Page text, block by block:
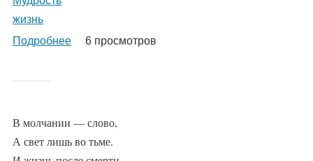
жизнь
Подробнее
6 просмотров
В молчании — слово,
А свет лишь во тьме.